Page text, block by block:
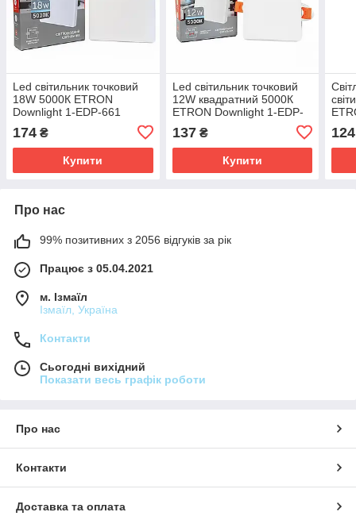
Led світильник точковий
18W 5000К ETRON
Downlight 1-EDP-661
врізний квадратний білий
174 ₴
Купити
Led світильник точковий
12W квадратний 5000К
ETRON Downlight 1-EDP-
137₴
Купити
124
Про нас
99% позитивних з 2056 відгуків за рік
Працює з 05.04.2021
м. Ізмаїл
Ізмаїл, Україна
Контакти
Сьогодні вихідний
Показати весь графік роботи
Про нас
Контакти
Доставка та оплата